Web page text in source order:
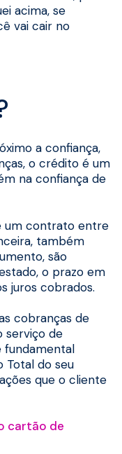
acima, se
vai cair no
a confiança,
o crédito é um
na confiança de
um contrato entre
também
são
o prazo em
juros cobrados.
cobranças de
serviço de
fundamental
Total do seu
que o cliente
cartão de